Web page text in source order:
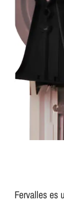
Fervalles es